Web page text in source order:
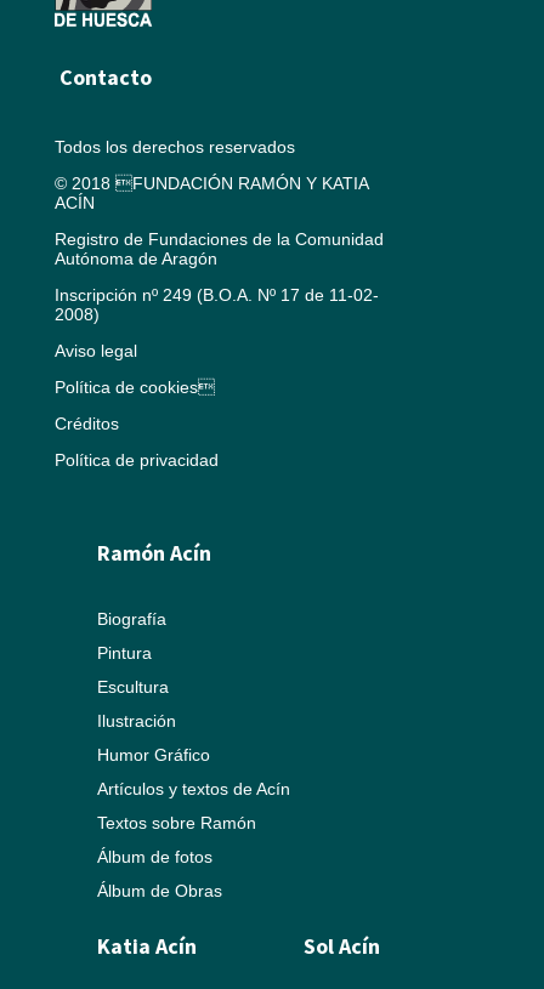
Contacto
Todos los derechos reservados
© 2018 FUNDACIÓN RAMÓN Y KATIA
ACÍN
Registro de Fundaciones de la Comunidad
Autónoma de Aragón
Inscripción nº 249 (B.O.A. Nº 17 de 11-02-
2008)
Aviso legal
Política de cookies
Créditos
Política de privacidad
Ramón Acín
Biografía
Pintura
Escultura
Ilustración
Humor Gráfico
Artículos y textos de Acín
Textos sobre Ramón
Álbum de fotos
Álbum de Obras
Katia Acín Sol Acín